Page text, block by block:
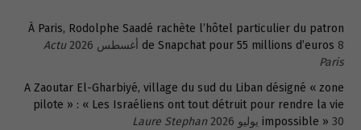
À Paris, Rodolphe Saadé rachète l’hôtel particulier du patron
de Snapchat pour 55 millions d’euros 8 أغسطس 2026
Actu
Paris
A Zaoutar El-Gharbiyé, village du sud du Liban désigné « zone
pilote » : « Les Israéliens ont tout détruit pour rendre la vie
impossible » 30 يوليو 2026
Laure Stephan